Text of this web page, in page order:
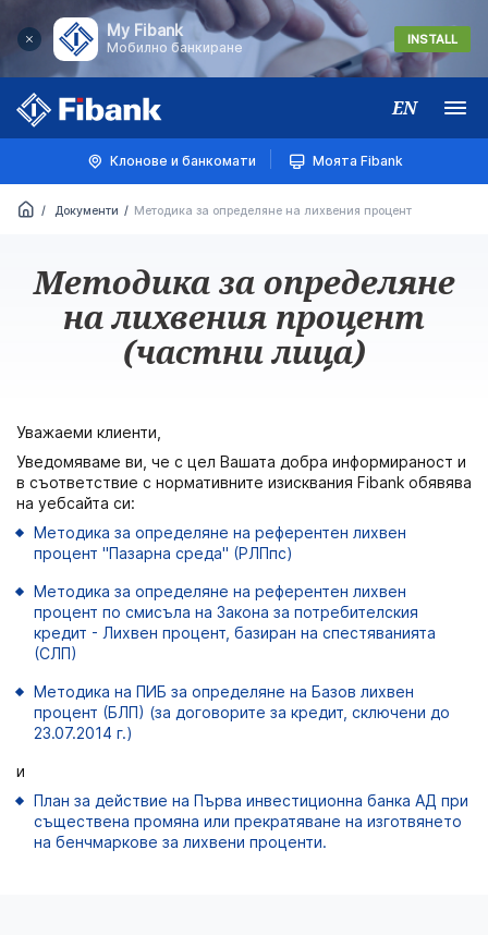
My Fibank
Мобилно банкиране
INSTALL
EN Меню
Клонове и банкомати Моята Fibank
Документи Методика за определяне на лихвения процент
Методика за определяне
на лихвения процент
(частни лица)
Уважаеми клиенти,
Уведомяваме ви, че с цел Вашата добра информираност и
в съответствие с нормативните изисквания Fibank обявява
на уебсайта си:
Методика за определяне на референтен лихвен
процент "Пазарна среда" (РЛПпс)
Методика за определяне на референтен лихвен
процент по смисъла на Закона за потребителския
кредит - Лихвен процент, базиран на спестяванията
(СЛП)
Методика на ПИБ за определяне на Базов лихвен
процент (БЛП) (за договорите за кредит, сключени до
23.07.2014 г.)
и
План за действие на Първа инвестиционна банка АД при
съществена промяна или прекратяване на изготвянето
на бенчмаркове за лихвени проценти.